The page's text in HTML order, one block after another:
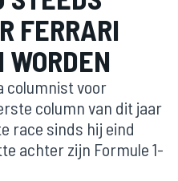
FERRARI
columnist voor
column van dit jaar
race sinds hij eind
achter zijn Formule 1-